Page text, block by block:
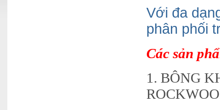
Với đa
phân phối
Các sản
1. BÔNG